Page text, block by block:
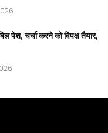
पेश, चर्चा करने को विपक्ष तैयार,